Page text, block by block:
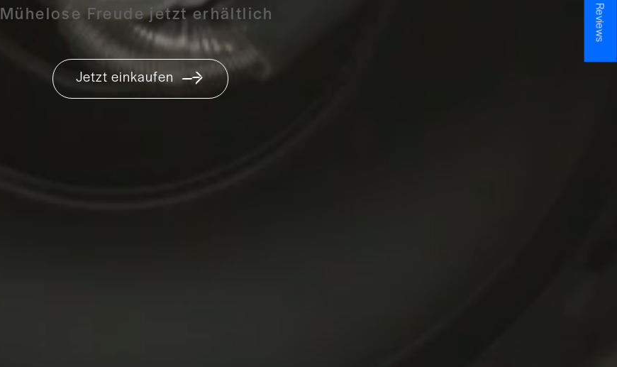
Mühelose Freude jetzt erhältlich
Jetzt einkaufen
★ Reviews